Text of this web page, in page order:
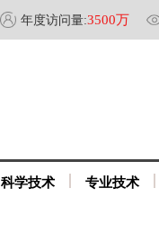
年度访问量:3500万
科学技术 专业技术